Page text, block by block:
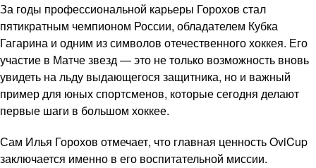
За годы профессиональной карьеры Горохов стал
пятикратным чемпионом России, обладателем Кубка
Гагарина и одним из символов отечественного хоккея. Его
участие в Матче звезд — это не только возможность вновь
увидеть на льду выдающегося защитника, но и важный
пример для юных спортсменов, которые сегодня делают
первые шаги в большом хоккее.
Сам Илья Горохов отмечает, что главная ценность OviCup
заключается именно в его воспитательной миссии.